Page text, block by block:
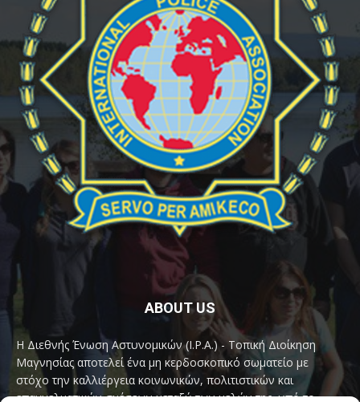
ABOUT US
Η Διεθνής Ένωση Αστυνομικών (I.P.A.) - Τοπική Διοίκηση
Μαγνησίας αποτελεί ένα μη κερδοσκοπικό σωματείο με
στόχο την καλλιέργεια κοινωνικών, πολιτιστικών και
επαγγελματικών σχέσεων μεταξύ των μελών της, υπό το